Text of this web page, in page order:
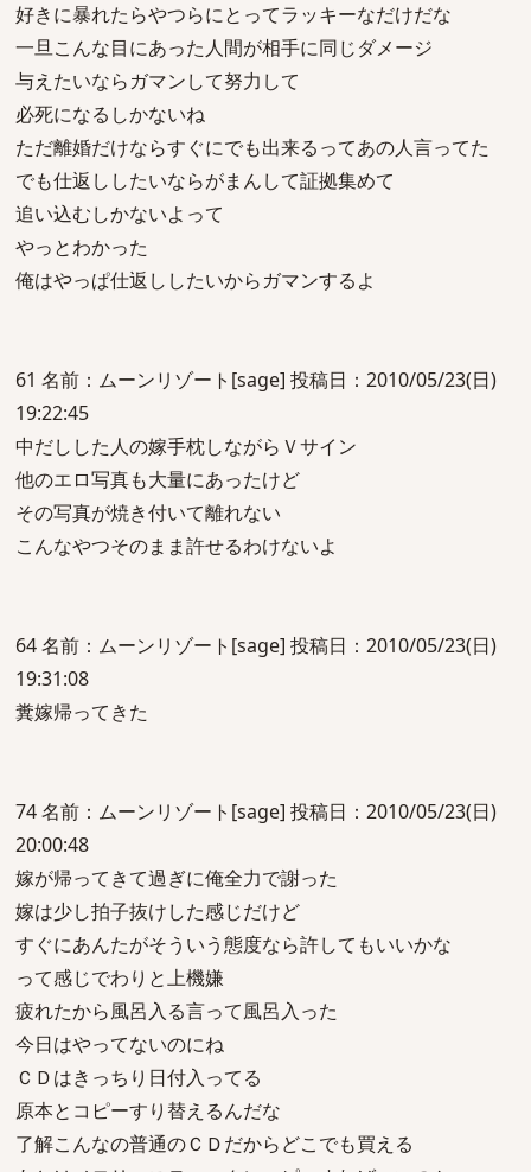
好きに暴れたらやつらにとってラッキーなだけだな
一旦こんな目にあった人間が相手に同じダメージ
与えたいならガマンして努力して
必死になるしかないね
ただ離婚だけならすぐにでも出来るってあの人言ってた
でも仕返ししたいならがまんして証拠集めて
追い込むしかないよって
やっとわかった
俺はやっぱ仕返ししたいからガマンするよ
61 名前：ムーンリゾート[sage] 投稿日：2010/05/23(日)
19:22:45
中だしした人の嫁手枕しながらＶサイン
他のエロ写真も大量にあったけど
その写真が焼き付いて離れない
こんなやつそのまま許せるわけないよ
64 名前：ムーンリゾート[sage] 投稿日：2010/05/23(日)
19:31:08
糞嫁帰ってきた
74 名前：ムーンリゾート[sage] 投稿日：2010/05/23(日)
20:00:48
嫁が帰ってきて過ぎに俺全力で謝った
嫁は少し拍子抜けした感じだけど
すぐにあんたがそういう態度なら許してもいいかな
って感じでわりと上機嫌
疲れたから風呂入る言って風呂入った
今日はやってないのにね
ＣＤはきっちり日付入ってる
原本とコピーすり替えるんだな
了解こんなの普通のＣＤだからどこでも買える